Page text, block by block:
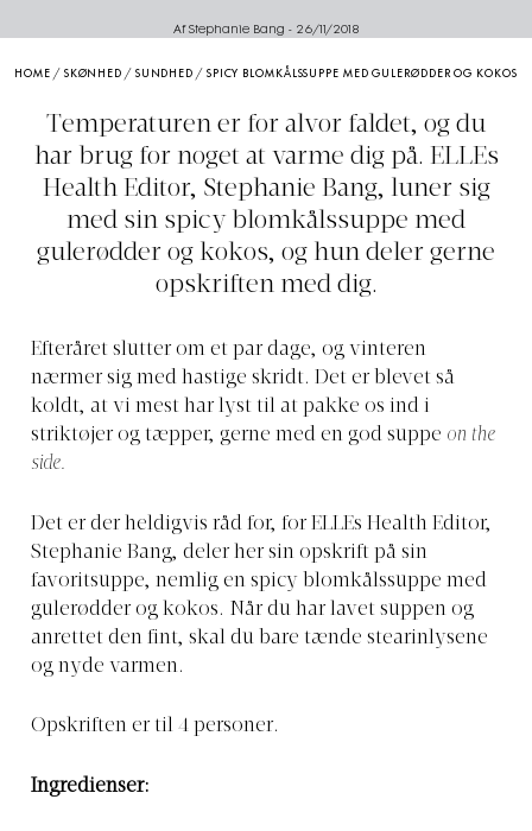
Af Stephanie Bang - 26/11/2018
HOME / SKØNHED / SUNDHED / SPICY BLOMKÅLSSUPPE MED GULERØDDER OG KOKOS
Temperaturen er for alvor faldet, og du
har brug for noget at varme dig på. ELLEs
Health Editor, Stephanie Bang, luner sig
med sin spicy blomkålssuppe med
gulerødder og kokos, og hun deler gerne
opskriften med dig.
Efteråret slutter om et par dage, og vinteren
nærmer sig med hastige skridt. Det er blevet så
koldt, at vi mest har lyst til at pakke os ind i
striktøjer og tæpper, gerne med en god suppe on the
side.
Det er der heldigvis råd for, for ELLEs Health Editor,
Stephanie Bang, deler her sin opskrift på sin
favoritsuppe, nemlig en spicy blomkålssuppe med
gulerødder og kokos. Når du har lavet suppen og
anrettet den fint, skal du bare tænde stearinlysene
og nyde varmen.
Opskriften er til 4 personer.
Ingredienser: